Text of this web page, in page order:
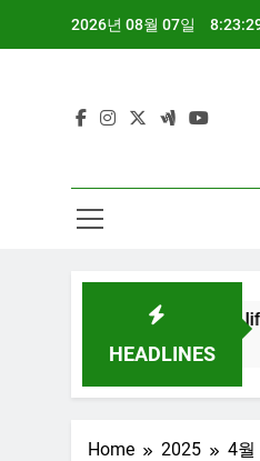
2026년 08월 07일
HEADLINES
AI project lifecycle
Home 2025 4월